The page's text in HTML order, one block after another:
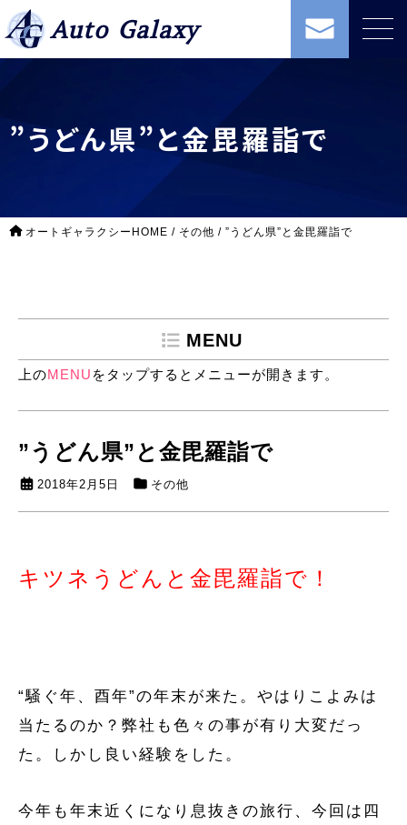
Auto Galaxy
”うどん県”と金毘羅詣で
オートギャラクシーHOME / その他 / ”うどん県”と金毘羅詣で
MENU
上のMENU をタップするとメニューが開きます。
”うどん県”と金毘羅詣で
2018年2月5日 その他
キツネうどんと金毘羅詣で！
“騒ぐ年、酉年”の年末が来た。やはりこよみは
当たるのか？弊社も色々の事が有り大変だっ
た。しかし良い経験をした。
今年も年末近くになり息抜きの旅行、今回は四